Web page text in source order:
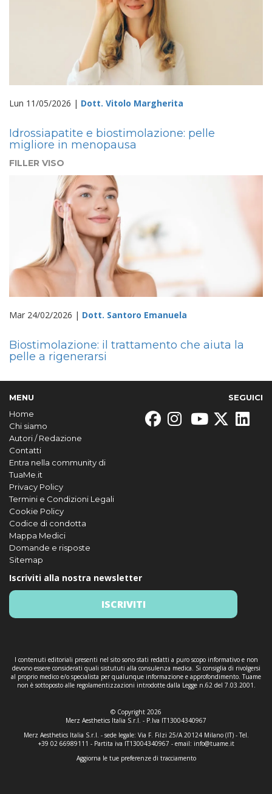
Lun 11/05/2026 | Dott. Vitolo Margherita
Idrossiapatite e biostimolazione: pelle
migliore in menopausa
FILLER VISO
Mar 24/02/2026 | Dott. Santoro Emanuela
Biostimolazione: il trattamento che aiuta la
pelle a rigenerarsi
MENU
Home
Chi siamo
Autori / Redazione
Contatti
Entra nella community di
TuaMe.it
Privacy Policy
Termini e Condizioni Legali
Cookie Policy
Codice di condotta
Mappa Medici
Domande e risposte
Sitemap
SEGUICI
Iscriviti alla nostra newsletter
ISCRIVITI
I contenuti editoriali presenti nel sito sono stati redatti a puro scopo informativo e non
devono essere considerati quali sistututi alla consulenza medica. Si consiglia di rivolgersi
al proprio medico e/o specialista per qualunque informazione e approfondimento. Tuame
non è sottoposto alle regolamentizzazioni introdotte dalla Legge n.62 del 7.03.2001.
© Copyright 2026
Merz Aesthetics Italia S.r.l. - P.Iva IT13004340967
Merz Aesthetics Italia S.r.l. - sede legale: Via F. Filzi 25/A 20124 Milano (IT) - Tel.
+39 02 66989111 - Partita iva IT13004340967 - email: info@tuame.it
Aggiorna le tue preferenze di tracciamento